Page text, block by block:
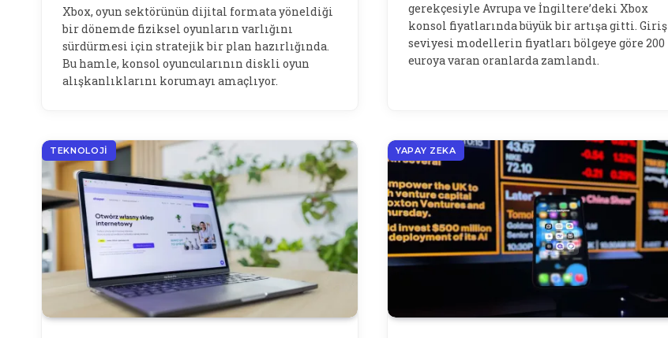
Xbox, oyun sektörünün dijital formata yöneldiği
bir dönemde fiziksel oyunların varlığını
sürdürmesi için stratejik bir plan hazırlığında.
Bu hamle, konsol oyuncularının diskli oyun
alışkanlıklarını korumayı amaçlıyor.
gerekçesiyle Avrupa ve İngiltere’deki Xbox
konsol fiyatlarında büyük bir artışa gitti. Giriş
seviyesi modellerin fiyatları bölgeye göre 200
euroya varan oranlarda zamlandı.
TEKNOLOJI YAPAY ZEKA